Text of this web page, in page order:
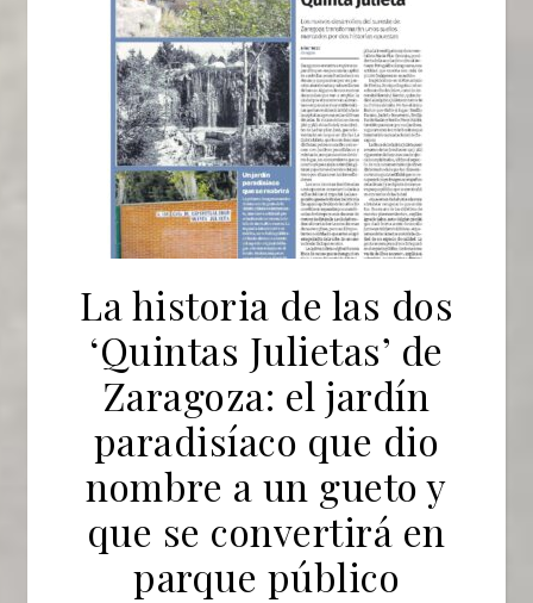
La historia de las dos
‘Quintas Julietas’ de
Zaragoza: el jardín
paradisíaco que dio
nombre a un gueto y
que se convertirá en
parque público